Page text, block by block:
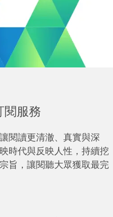
閱服務
閱讀更清澈、真實與深
時代與反映人性，持續挖
旨，讓閱聽大眾獲取最完